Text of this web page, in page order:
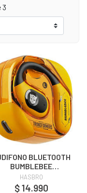
3
BLUETOOTH
BUMBLEBEE
TRANSFORMERS TF-
T18
HASBRO
$ 14.990